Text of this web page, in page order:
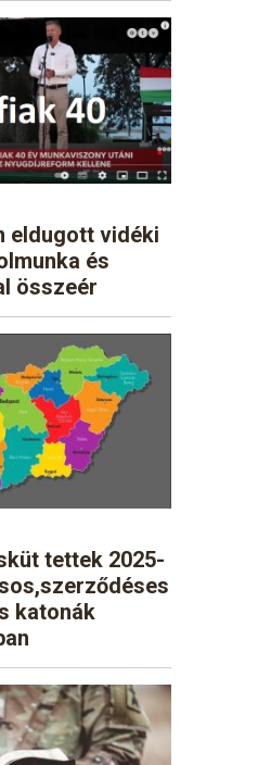
eldugott vidéki
és
összeér
tettek 2025-
katonák